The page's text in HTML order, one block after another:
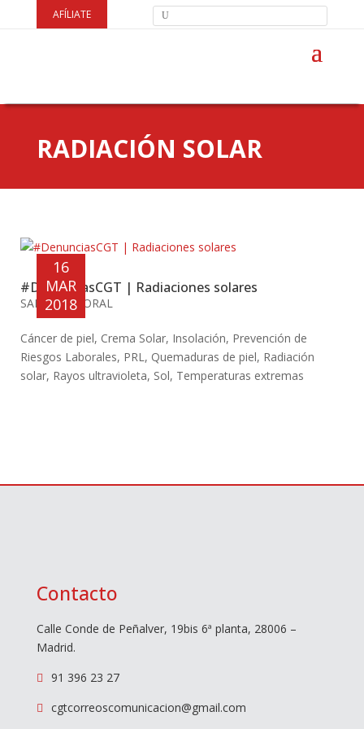
AFÍLIATE
RADIACIÓN SOLAR
#DenunciasCGT | Radiaciones solares
16
MAR
2018
SALUD LABORAL
Cáncer de piel, Crema Solar, Insolación, Prevención de
Riesgos Laborales, PRL, Quemaduras de piel, Radiación
solar, Rayos ultravioleta, Sol, Temperaturas extremas
Contacto
Calle Conde de Peñalver, 19bis 6ª planta, 28006 –
Madrid.
 91 396 23 27
 cgtcorreoscomunicacion@gmail.com